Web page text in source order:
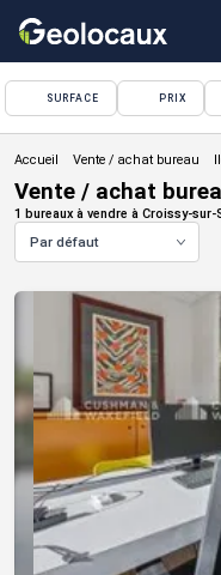
SURFACE PRIX
Vente / achat bureau
Vente / achat
1 bureaux à vendre à Croissy-sur-
Par défaut